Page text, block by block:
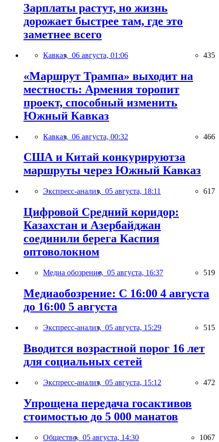
Зарплаты растут, но жизнь
дорожает быстрее там, где это
заметнее всего
Кавказ, 06 августа, 01:06 435
«Маршрут Трампа» выходит на
местность: Армения торопит
проект, способный изменить
Южный Кавказ
Кавказ, 06 августа, 00:32 466
США и Китай конкурируютза
маршруты через Южный Кавказ
Экспресс-анализ, 05 августа, 18:11 617
Цифровой Средний коридор:
Казахстан и Азербайджан
соединили берега Каспия
оптоволокном
Медиа обозрение, 05 августа, 16:37 519
Медиаобозрение: С 16:00 4 августа
до 16:00 5 августа
Экспресс-анализ, 05 августа, 15:29 515
Вводится возрастной порог 16 лет
для социальных сетей
Экспресс-анализ, 05 августа, 15:12 472
Упрощена передача госактивов
стоимостью до 5 000 манатов
Общество, 05 августа, 14:30 1067